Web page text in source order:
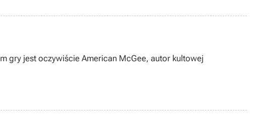
gry jest oczywiście American McGee, autor kultowej